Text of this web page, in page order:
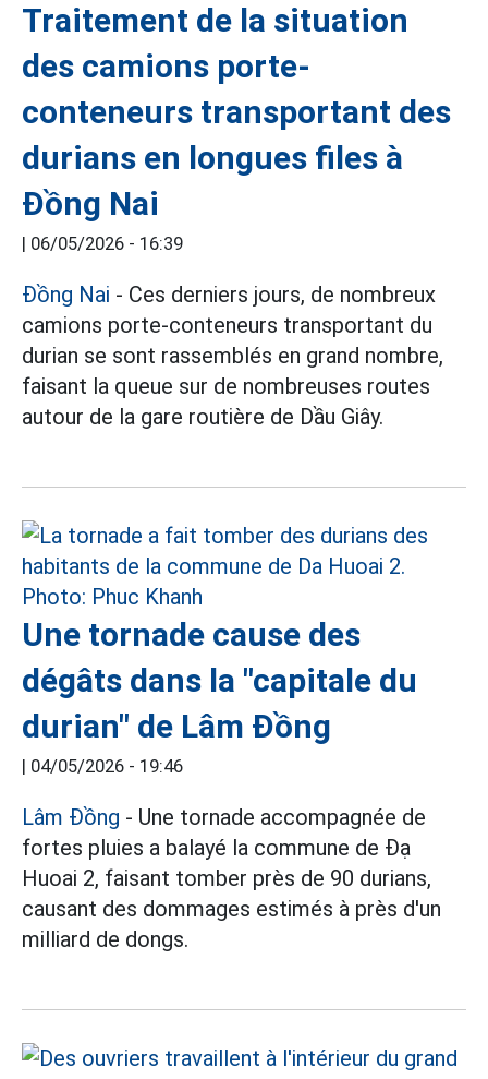
Traitement de la situation
des camions porte-
conteneurs transportant des
durians en longues files à
Đồng Nai
| 06/05/2026 - 16:39
Đồng Nai - Ces derniers jours, de nombreux
camions porte-conteneurs transportant du
durian se sont rassemblés en grand nombre,
faisant la queue sur de nombreuses routes
autour de la gare routière de Dầu Giây.
Une tornade cause des
dégâts dans la "capitale du
durian" de Lâm Đồng
| 04/05/2026 - 19:46
Lâm Đồng - Une tornade accompagnée de
fortes pluies a balayé la commune de Đạ
Huoai 2, faisant tomber près de 90 durians,
causant des dommages estimés à près d'un
milliard de dongs.